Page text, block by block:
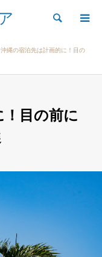
検索
沖縄の宿泊先は計画的に！目の
目の前に